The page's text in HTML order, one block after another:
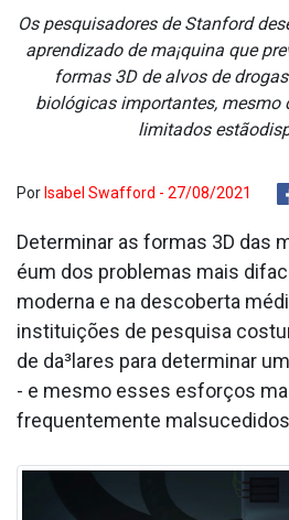
Os pesquisadores de Stanford
aprendizado de ma¡quina que
formas 3D de alvos de
biológicas importantes, mesmo
limitados
Por Isabel Swafford - 27/08/2021
Determinar as formas 3D das
éum dos problemas mais
moderna e na descoberta
instituições de pesquisa
de da³lares para determinar
- e mesmo esses esforços
frequentemente